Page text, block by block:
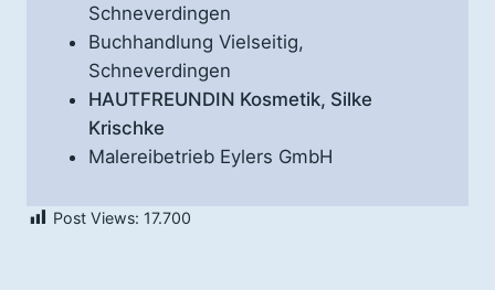
Schneverdingen
Buchhandlung Vielseitig,
Schneverdingen
HAUTFREUNDIN Kosmetik, Silke
Krischke
Malereibetrieb Eylers GmbH
Post Views: 17.700